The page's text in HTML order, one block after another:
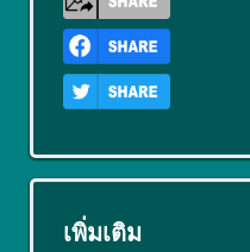
เพิ่มเติม